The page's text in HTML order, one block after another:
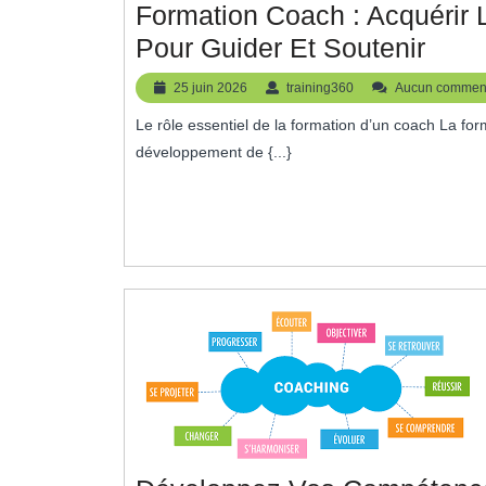
Formation Coach : Acquérir
Pour Guider Et Soutenir
:
Pour
Et
25 juin 2026
25
juin
2026
training360 training360
Aucun
Le rôle essentiel de la formation d’un coach La formation d’un coach est un élément crucial dans le
développement de {...}